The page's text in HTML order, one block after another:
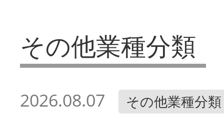
その他業種分類
2026.08.07 その他業種分類